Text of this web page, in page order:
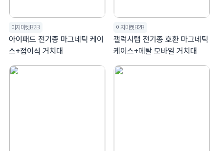
이지마켓B2B
아이패드 전기종 마그네틱 케이
스+접이식 거치대
이지마켓B2B
갤럭시탭 전기종 호환 마그네틱
케이스+메탈 모바일 거치대